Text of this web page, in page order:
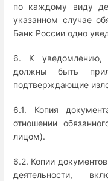
по каждому виду
указанном случае
Банк России одно
6. К уведомлению,
должны быть
подтверждающие
6.1. Копия
отношении
лицом).
6.2. Копии
деятельности,